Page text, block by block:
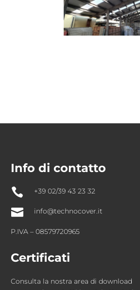
Info di contatto
 +39 02/39 43 23 32
 info@technocover.it
P.IVA – 08579720965
Certificati
Consulta la nostra area di download